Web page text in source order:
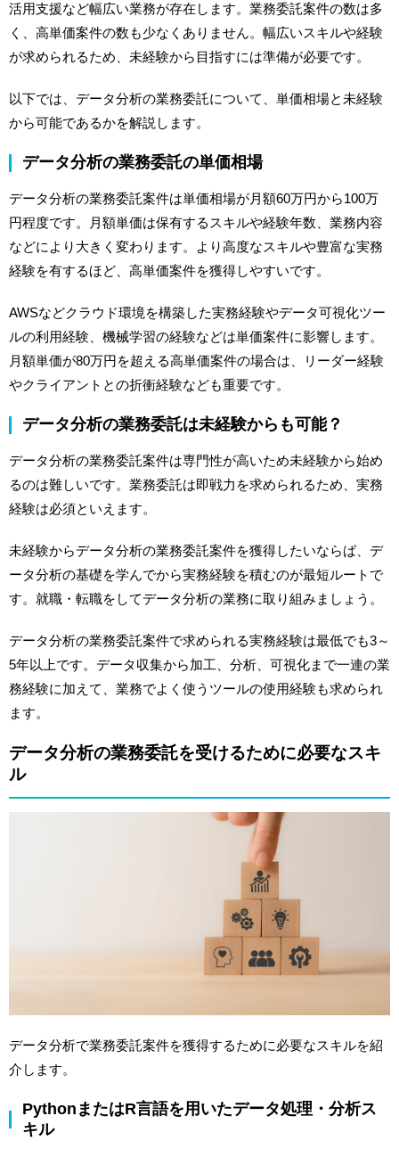
活用支援など幅広い業務が存在します。業務委託案件の数は多
く、高単価案件の数も少なくありません。幅広いスキルや経験
が求められるため、未経験から目指すには準備が必要です。
以下では、データ分析の業務委託について、単価相場と未経験
から可能であるかを解説します。
データ分析の業務委託の単価相場
データ分析の業務委託案件は単価相場が月額60万円から100万
円程度です。月額単価は保有するスキルや経験年数、業務内容
などにより大きく変わります。より高度なスキルや豊富な実務
経験を有するほど、高単価案件を獲得しやすいです。
AWSなどクラウド環境を構築した実務経験やデータ可視化ツー
ルの利用経験、機械学習の経験などは単価案件に影響します。
月額単価が80万円を超える高単価案件の場合は、リーダー経験
やクライアントとの折衝経験なども重要です。
データ分析の業務委託は未経験からも可能？
データ分析の業務委託案件は専門性が高いため未経験から始め
るのは難しいです。業務委託は即戦力を求められるため、実務
経験は必須といえます。
未経験からデータ分析の業務委託案件を獲得したいならば、デ
ータ分析の基礎を学んでから実務経験を積むのが最短ルートで
す。就職・転職をしてデータ分析の業務に取り組みましょう。
データ分析の業務委託案件で求められる実務経験は最低でも3～
5年以上です。データ収集から加工、分析、可視化まで一連の業
務経験に加えて、業務でよく使うツールの使用経験も求められ
ます。
データ分析の業務委託を受けるために必要なスキ
ル
データ分析で業務委託案件を獲得するために必要なスキルを紹
介します。
PythonまたはR言語を用いたデータ処理・分析ス
キル